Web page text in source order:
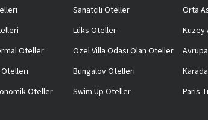
Oteller
Oteller
Sanatçılı Oteller
Lüks Oteller
Özel Villa Odası Olan Oteller
Bungalov Otelleri
Swim Up Oteller
Orta
Kuzey
Paris